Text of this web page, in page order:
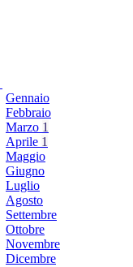
Gennaio
Febbraio
Marzo 1
Aprile 1
Maggio
Giugno
Luglio
Agosto
Settembre
Ottobre
Novembre
Dicembre